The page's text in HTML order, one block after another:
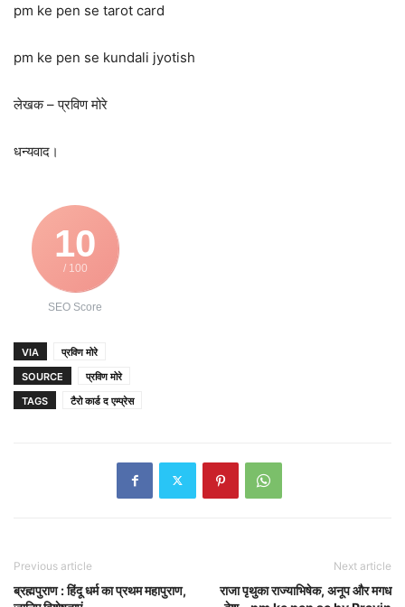
pm ke pen se tarot card
pm ke pen se kundali jyotish
लेखक – प्रविण मोरे
धन्यवाद।
10
/ 100
SEO Score
VIA
प्रविण मोरे
SOURCE
प्रविण मोरे
TAGS
टैरो कार्ड द एम्प्रेस
Previous article
ब्रह्मपुराण : हिंदू धर्म का प्रथम महापुराण,
Next article
राजा पृथुका राज्याभिषेक, अनूप और मगध